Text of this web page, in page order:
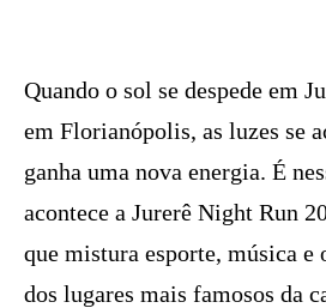
Quando o sol se despede em
em Florianópolis, as luzes se
ganha uma nova energia. É
acontece a Jurerê Night Run
que mistura esporte, música e
dos lugares mais famosos da